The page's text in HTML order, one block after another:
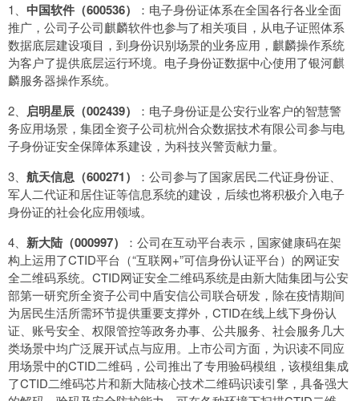
1、 中国软件（600536）
：电子身份证体系在全国各行各业全面
推广，公司子公司麒麟软件也参与了相关项目，从电子证照体系
数据底层建设项目，到身份识别场景的业务应用，麒麟操作系统
为客户了提供底层运行环境。电子身份证数据中心使用了银河麒
麟服务器操作系统。
2、 启明星辰（002439）
：电子身份证是公安行业客户的智慧警
务应用场景，集团全资子公司杭州合众数据技术有限公司参与电
子身份证安全保障体系建设，为科技兴警贡献力量。
3、 航天信息（600271）
：公司参与了国家居民二代证身份证、
军人二代证和居住证等信息系统的建设，后续也将积极介入电子
身份证的社会化应用领域。
4、 新大陆（000997）
：公司在互动平台表示，国家健康码在架
构上运用了CTID平台（“互联网+”可信身份认证平台）的网证安
全二维码系统。CTID网证安全二维码系统是由新大陆集团与公安
部第一研究所全资子公司中盾安信公司联合研发，除在疫情期间
为居民生活所需环节提供重要支撑外，CTID在线上线下身份认
证、账号安全、权限管控等政务办事、公共服务、社会服务几大
类场景中均广泛展开试点与应用。上市公司方面，为识读不同应
用场景中的CTID二维码，公司推出了专用验码模组，该模组集成
了CTID二维码芯片和新大陆核心技术二维码识读引擎，具备强大